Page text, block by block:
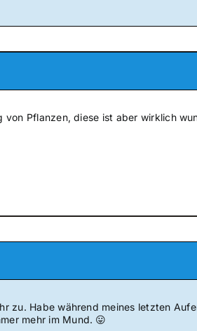
von Pflanzen, diese ist aber wirklich
zu. Habe während meines letzten
mehr im Mund. 😛